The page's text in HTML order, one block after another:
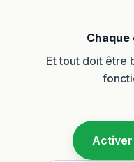
Chaque
Et tout doit être
Activer